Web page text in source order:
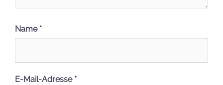
Name *
E-Mail-Adresse *